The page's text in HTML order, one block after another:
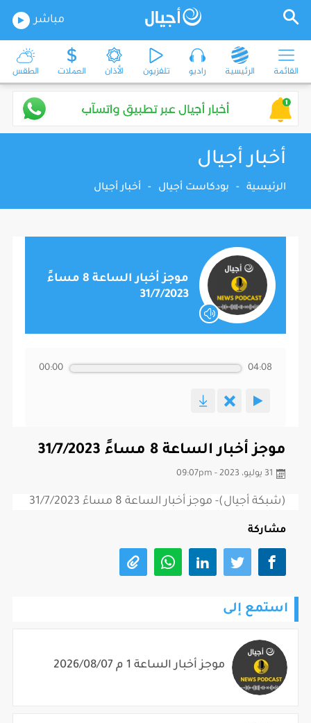
مباشر
القائمة الرئيسية راديو تلفزيون الأذان العملات الطقس
أخبار أجيال
الرئيسية - بودكاست أجيال - أخبار أجيال
موجز أخبار الساعة 8 مساءً
31/7/2023
00:00 04:08
موجز أخبار الساعة 8 مساءً 31/7/2023
31 يوليو، 2023 - 09:07pm
(شبكة أجيال)- موجز أخبار الساعة 8 مساءً 31/7/2023
مشاركة
استمع إلى
موجز أخبار الساعة 1 م 2026/08/07